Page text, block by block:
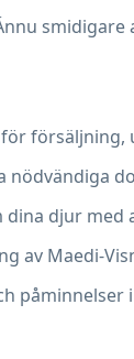
smidigare
försäljning,
nödvändiga
djur med
av Maedi-
påminnelser